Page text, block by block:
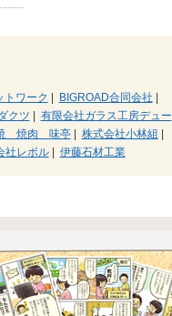
トワーク BIGROAD合同会社
クツ 有限会社ガラス工房デュー
焼肉 味亭| 株式会社小林組
社レボル| 伊藤石材工業